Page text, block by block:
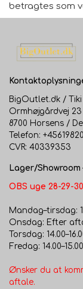
at fjerne dem.
Vi anbefaler at
gulve.
betragtes som
BigOutlet.dk / Tiki
Ormhøjgårdvej 23
8700 Horsens /
Telefon:
CVR: 40339353
Lager/
OBS uge 28-29-
Mandag–tirsdag:
Onsdag: Efter
Torsdag:
Fredag: 14.00–15.00
Ønsker du at
aftale.